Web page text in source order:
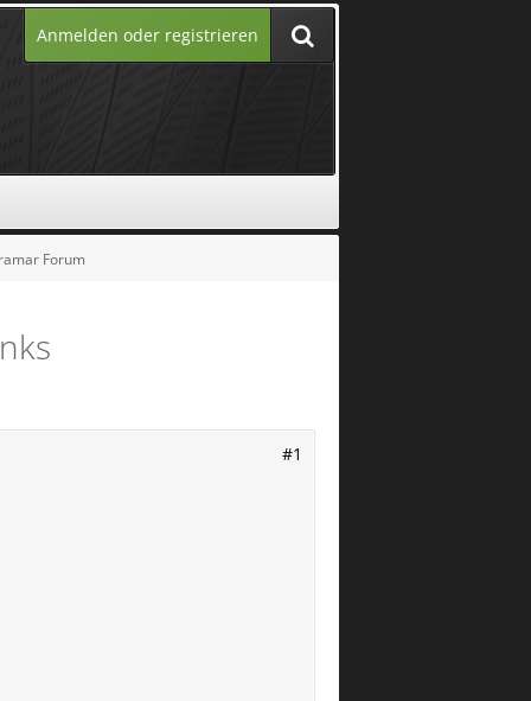
Anmelden oder registrieren
Forum
#1